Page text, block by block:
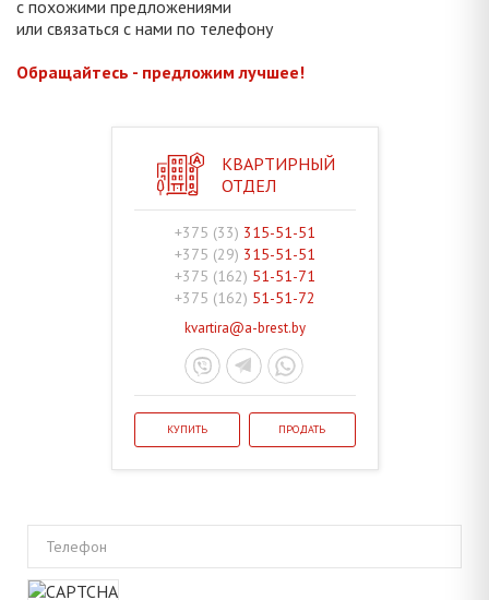
с похожими предложениями
или связаться с нами по телефону
Обращайтесь - предложим лучшее!
КВАРТИРНЫЙ
ОТДЕЛ
+375 (33) 315-51-51
+375 (29) 315-51-51
+375 (162) 51-51-71
+375 (162) 51-51-72
kvartira@a-brest.by
КУПИТЬ ПРОДАТЬ
Телефон